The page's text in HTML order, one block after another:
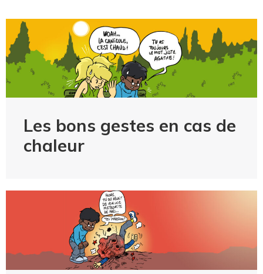
Les bons gestes en cas de
chaleur